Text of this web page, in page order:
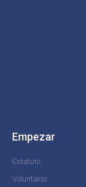
Empezar
Estatuto
Voluntario